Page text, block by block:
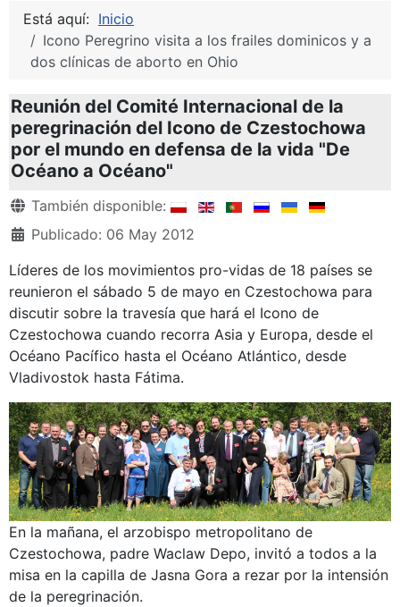
Está aquí: Inicio
Icono Peregrino visita a los frailes dominicos y a
dos clínicas de aborto en Ohio
Reunión del Comité Internacional de la
peregrinación del Icono de Czestochowa
por el mundo en defensa de la vida "De
Océano a Océano"
Detalles
También disponible:
Publicado: 06 May 2012
Líderes de los movimientos pro-vidas de 18 países se
reunieron el sábado 5 de mayo en Czestochowa para
discutir sobre la travesía que hará el Icono de
Czestochowa cuando recorra Asia y Europa, desde el
Océano Pacífico hasta el Océano Atlántico, desde
Vladivostok hasta Fátima.
En la mañana, el arzobispo metropolitano de
Czestochowa, padre Waclaw Depo, invitó a todos a la
misa en la capilla de Jasna Gora a rezar por la intensión
de la peregrinación.